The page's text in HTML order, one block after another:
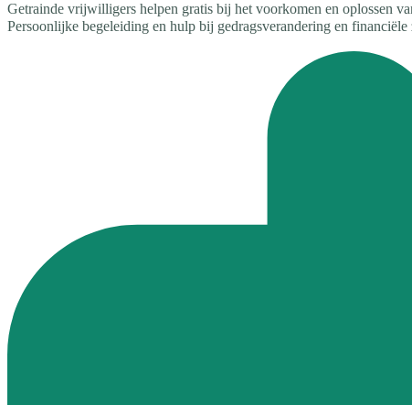
Getrainde vrijwilligers helpen gratis bij het voorkomen en oplossen
Persoonlijke begeleiding en hulp bij gedragsverandering en financiële